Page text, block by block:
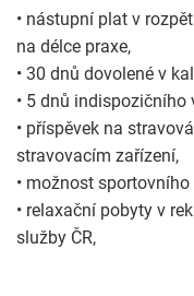
• nástupní plat v
na délce praxe,
• 30 dnů dovolené v
• 5 dnů indispozičního
• příspěvek na
stravovacím zařízení,
• možnost
• relaxační pobyty v
služby ČR,